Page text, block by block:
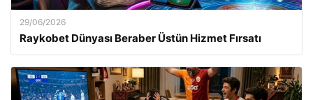
29/06/2026
Raykobet Dünyası Beraber Üstün Hizmet Fırsatı